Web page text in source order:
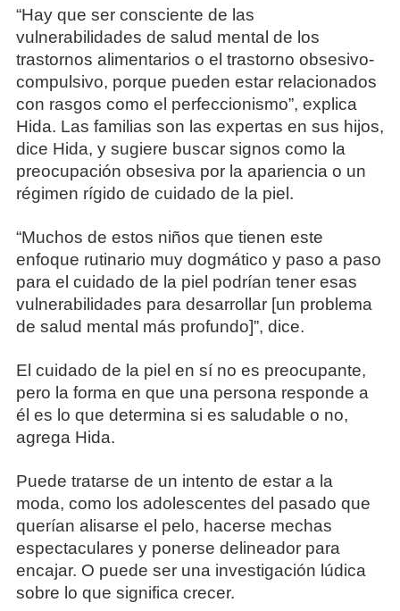
“Hay que ser consciente de las
vulnerabilidades de salud mental de los
trastornos alimentarios o el trastorno obsesivo-
compulsivo, porque pueden estar relacionados
con rasgos como el perfeccionismo”, explica
Hida. Las familias son las expertas en sus hijos,
dice Hida, y sugiere buscar signos como la
preocupación obsesiva por la apariencia o un
régimen rígido de cuidado de la piel.
“Muchos de estos niños que tienen este
enfoque rutinario muy dogmático y paso a paso
para el cuidado de la piel podrían tener esas
vulnerabilidades para desarrollar [un problema
de salud mental más profundo]”, dice.
El cuidado de la piel en sí no es preocupante,
pero la forma en que una persona responde a
él es lo que determina si es saludable o no,
agrega Hida.
Puede tratarse de un intento de estar a la
moda, como los adolescentes del pasado que
querían alisarse el pelo, hacerse mechas
espectaculares y ponerse delineador para
encajar. O puede ser una investigación lúdica
sobre lo que significa crecer.